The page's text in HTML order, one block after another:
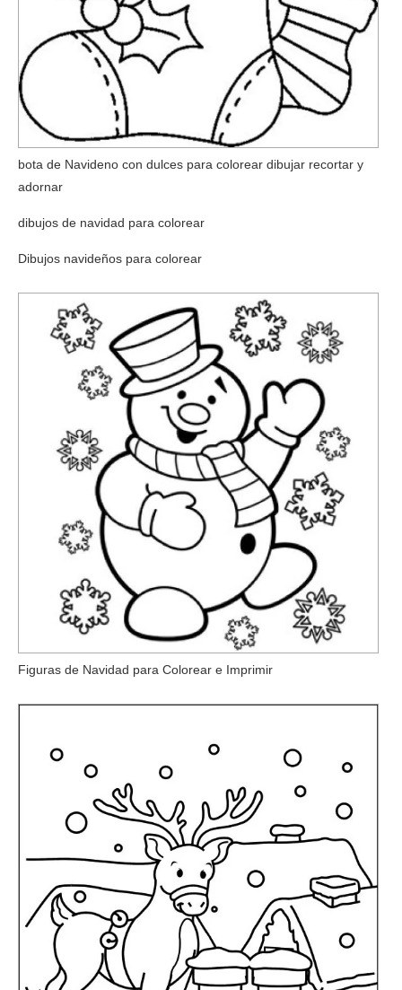
bota de Navideno con dulces para colorear dibujar recortar y
adornar
dibujos de navidad para colorear
Dibujos navideños para colorear
Figuras de Navidad para Colorear e Imprimir